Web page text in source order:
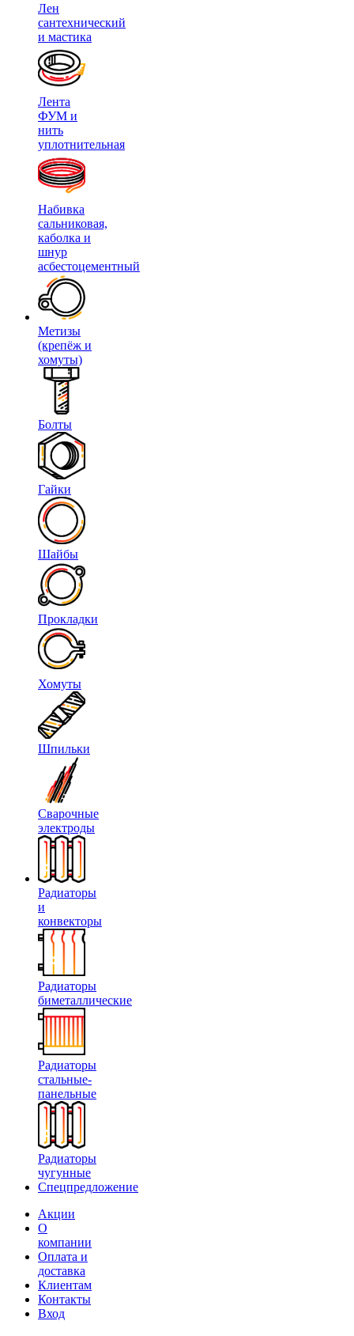
Лен
сантехнический
и мастика
Лента
ФУМ и
нить
уплотнительная
Набивка
сальниковая,
каболка и
шнур
асбестоцементный
Метизы
(крепёж и
хомуты)
Болты
Гайки
Шайбы
Прокладки
Хомуты
Шпильки
Сварочные
электроды
Радиаторы
и
конвекторы
Радиаторы
биметаллические
Радиаторы
стальные-
панельные
Радиаторы
чугунные
Спецпредложение
Акции
О
компании
Оплата и
доставка
Клиентам
Контакты
Вход